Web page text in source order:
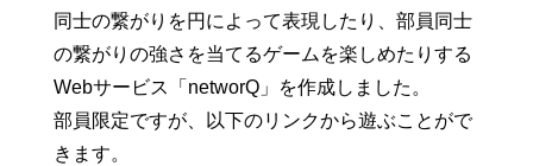
同士の繋がりを円によって表現したり、部員同士
の繋がりの強さを当てるゲームを楽しめたりする
Webサービス「networQ」を作成しました。
部員限定ですが、以下のリンクから遊ぶことがで
きます。